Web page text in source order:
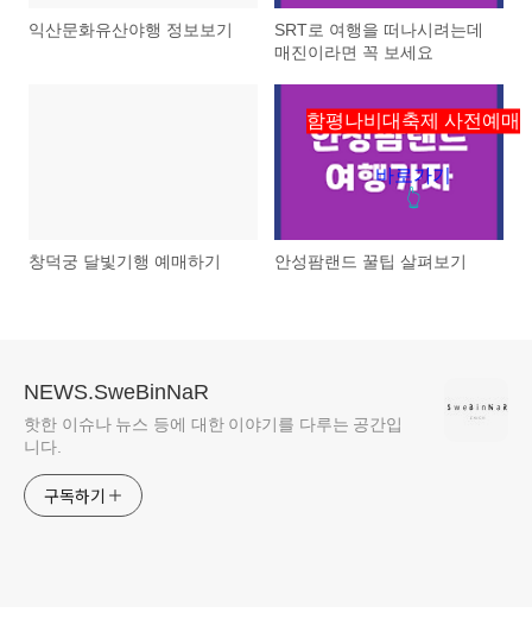
함평나비대축제 사전예매
바로가기
👆
익산문화유산야행 정보보기
SRT로 여행을 떠나시려는데
매진이라면 꼭 보세요
창덕궁 달빛기행 예매하기 안성팜랜드 꿀팁 살펴보기
NEWS.SweBinNaR
핫한 이슈나 뉴스 등에 대한 이야기를 다루는 공간입
니다.
구독하기